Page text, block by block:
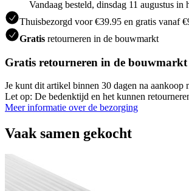
Vandaag besteld, dinsdag 11 augustus in
Thuisbezorgd voor €39.95 en gratis vanaf
Gratis retourneren in de bouwmarkt
Gratis retourneren in de bouwmarkt
Je kunt dit artikel binnen 30 dagen na
Let op: De bedenktijd en het kunnen
Meer informatie over de bezorging
Vaak samen gekocht